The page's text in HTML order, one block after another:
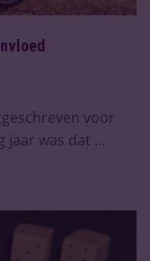
voor
was dat ...